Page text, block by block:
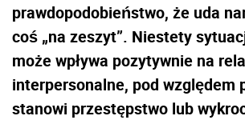
prawdopodobieństwo, że uda
coś „na zeszyt”. Niestety
może wpływa pozytywnie na
interpersonalne, pod względem
stanowi przestępstwo lub